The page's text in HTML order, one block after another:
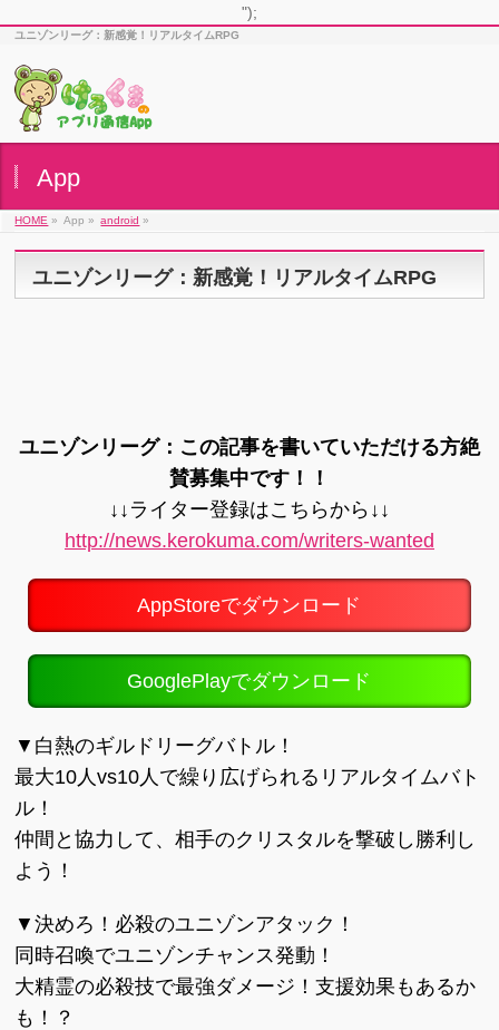
");
ユニゾンリーグ：新感覚！リアルタイムRPG
App
HOME » App » android »
ユニゾンリーグ：新感覚！リアルタイムRPG
ユニゾンリーグ：この記事を書いていただける方絶
賛募集中です！！
↓↓ライター登録はこちらから↓↓
http://news.kerokuma.com/writers-wanted
AppStoreでダウンロード
GooglePlayでダウンロード
▼白熱のギルドリーグバトル！
最大10人vs10人で繰り広げられるリアルタイムバト
ル！
仲間と協力して、相手のクリスタルを撃破し勝利し
よう！
▼決めろ！必殺のユニゾンアタック！
同時召喚でユニゾンチャンス発動！
大精霊の必殺技で最強ダメージ！支援効果もあるか
も！？